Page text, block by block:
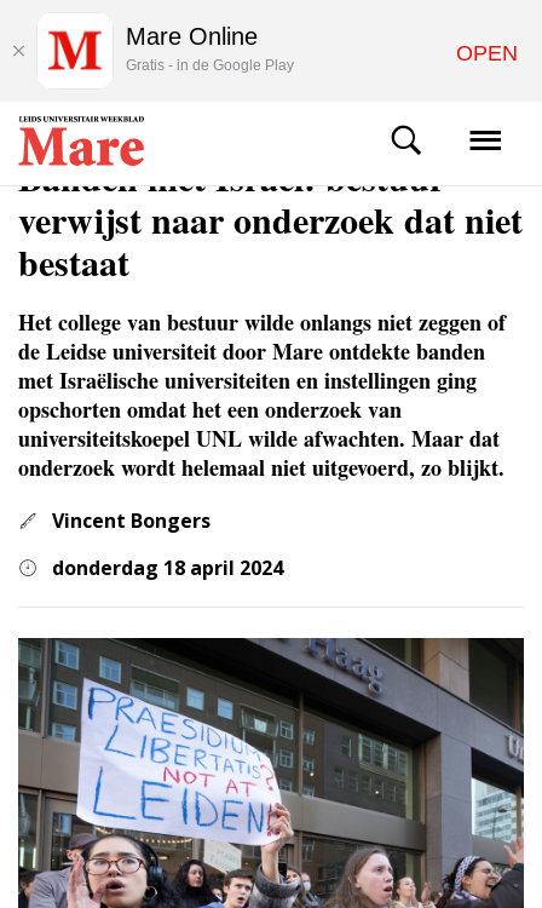
NIEUWS
Banden met Israël: bestuur
verwijst naar onderzoek dat niet
bestaat
Het college van bestuur wilde onlangs niet zeggen of
de Leidse universiteit door Mare ontdekte banden
met Israëlische universiteiten en instellingen ging
opschorten omdat het een onderzoek van
universiteitskoepel UNL wilde afwachten. Maar dat
onderzoek wordt helemaal niet uitgevoerd, zo blijkt.
Vincent Bongers
donderdag 18 april 2024
Mare Online
Gratis - in de Google Play OPEN